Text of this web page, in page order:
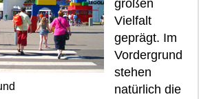
großen
Vielfalt
geprägt. Im
Vordergrund
stehen
natürlich die